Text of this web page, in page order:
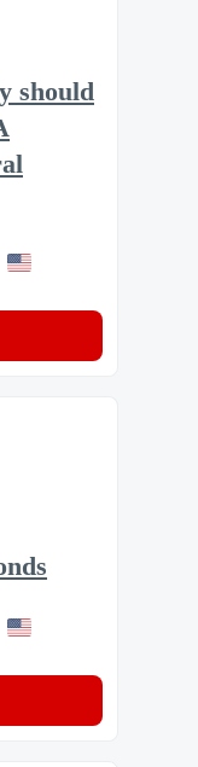
should